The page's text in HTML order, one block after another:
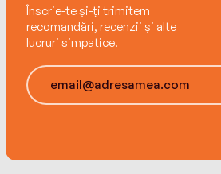
Înscrie-te și-ți trimitem
recomandări, recenzii și alte
lucruri simpatice.